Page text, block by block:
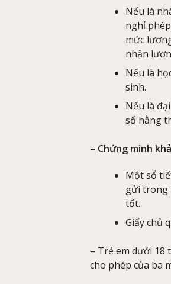
Nếu là
nghỉ
mức
nhận
Nếu là
sinh.
Nếu là
số hằng
– Chứng minh
Một sổ
gửi trong
tốt.
Giấy chủ
– Trẻ em dưới 18
cho phép của ba